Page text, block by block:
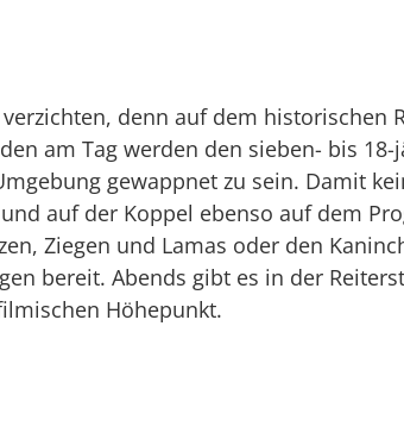
denn auf dem historischen
am Tag werden den sieben- bis
gewappnet zu sein. Damit
auf der Koppel ebenso auf dem
Ziegen und Lamas oder den
bereit. Abends gibt es in der
Höhepunkt.